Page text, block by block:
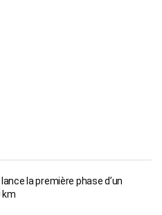
la première phase d’un
km